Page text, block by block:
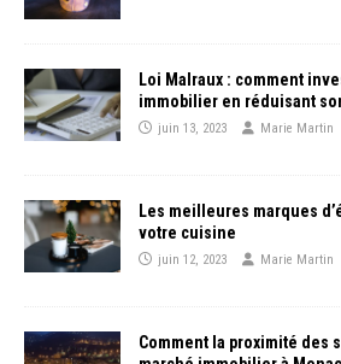
Loi Malraux : comment
immobilier en réduisant
juin 13, 2023 Marie Martin
Les meilleures marques
votre cuisine
juin 12, 2023 Marie Martin
Comment la proximité des